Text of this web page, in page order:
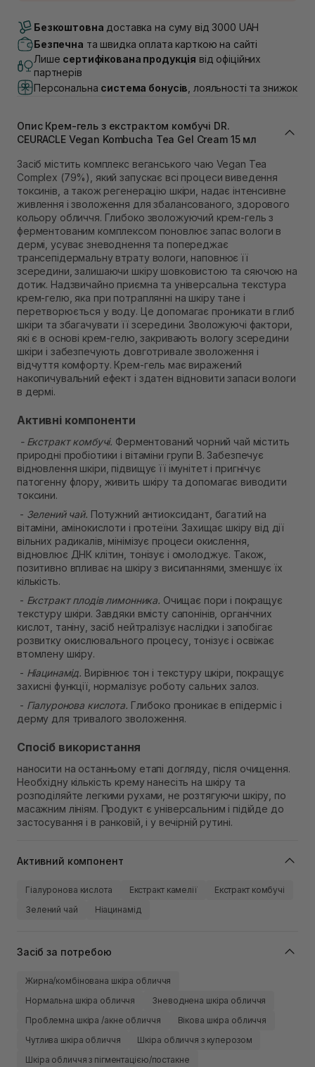
Немає в наявності!
Немає в наявності!
Самовивіз м. Львів, вул. Академіка Підстригача, 1В
(Duck’s Lake)
Немає в наявності!
Самовивіз м. Львів, вул. Степана Бандери 45
Немає в наявності!
Самовивіз м. Рівне, вул. 16-го Липня, 15
Немає в наявності!
Самовивіз м. Рівне, вул. Кулика і Гудачека 23 (ТЦ
Екватор)
Немає в наявності!
Безкоштовна доставка на суму від 3000 UAH
Безпечна та швидка оплата карткою на сайті
Лише сертифікована продукція від офіційних
партнерів
Персональна система бонусів , лояльності та знижок
Опис Крем-гель з екстрактом комбучі DR.
СEURACLE Vegan Kombucha Tea Gel Cream 15 мл
Засіб містить комплекс веганського чаю Vegan Tea
Complex (79%), який запускає всі процеси виведення
токсинів, а також регенерацію шкіри, надає інтенсивне
живлення і зволоження для збалансованого, здорового
кольору обличчя. Глибоко зволожуючий крем-гель з
ферментованим комплексом поновлює запас вологи в
дермі, усуває зневоднення та попереджає
трансепідермальну втрату вологи, наповнює її
зсередини, залишаючи шкіру шовковистою та сяючою на
дотик. Надзвичайно приємна та універсальна текстура
крем-гелю, яка при потраплянні на шкіру тане і
перетворюється у воду. Це допомагає проникати в глиб
шкіри та збагачувати її зсередини. Зволожуючі фактори,
які є в основі крем-гелю, закривають вологу зсередини
шкіри і забезпечують довготривале зволоження і
відчуття комфорту. Крем-гель має виражений
накопичувальний ефект і здатен відновити запаси вологи
в дермі.
Активні компоненти
- Екстракт комбучі. Ферментований чорний чай містить
природні пробіотики і вітаміни групи В. Забезпечує
відновлення шкіри, підвищує її імунітет і пригнічує
патогенну флору, живить шкіру та допомагає виводити
токсини.
- Зелений чай. Потужний антиоксидант, багатий на
вітаміни, амінокислоти і протеїни. Захищає шкіру від дії
вільних радикалів, мінімізує процеси окислення,
відновлює ДНК клітин, тонізує і омолоджує. Також,
позитивно впливає на шкіру з висипаннями, зменшує їх
кількість.
- Екстракт плодів лимонника. Очищає пори і покращує
текстуру шкіри. Завдяки вмісту сапонінів, органічних
кислот, таніну, засіб нейтралізує наслідки і запобігає
розвитку окислювального процесу, тонізує і освіжає
втомлену шкіру.
- Ніацинамід. Вирівнює тон і текстуру шкіри, покращує
захисні функції, нормалізує роботу сальних залоз.
- Гіалуронова кислота. Глибоко проникає в епідерміс і
дерму для тривалого зволоження.
Спосіб використання
наносити на останньому етапі догляду, після очищення.
Необхідну кількість крему нанесіть на шкіру та
розподіляйте легкими рухами, не розтягуючи шкіру, по
масажним лініям. Продукт є універсальним і підійде до
застосування і в ранковій, і у вечірній рутині.
Активний компонент
Гіалуронова кислота Екстракт камелії
Екстракт комбучі
Зелений чай
Ніацинамід
Засіб за потребою
Жирна/комбінована шкіра обличчя
Нормальна шкіра обличчя
Зневоднена шкіра обличчя
Проблемна шкіра /акне обличчя
Вікова шкіра обличчя
Чутлива шкіра обличчя
Шкіра обличчя з куперозом
Шкіра обличчя з пігментацією/постакне